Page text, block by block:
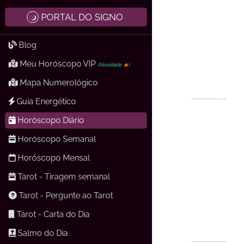
PORTAL DO SIGNO
Blog
Meu Horóscopo VIP (Novidade 🔥)
Mapa Numerológico
Guia Energético
Horóscopo Diário
Horóscopo Semanal
Horóscopo Mensal
Tarot - Tiragem semanal
Tarot - Pergunte ao Tarot
Tarot - Carta do Dia
Salmo do Dia